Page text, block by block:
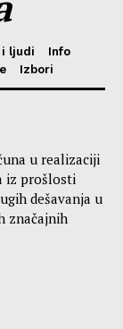
i ljudi
Info
Izbori
u realizaciji
iz prošlosti
dešavanja u
značajnih